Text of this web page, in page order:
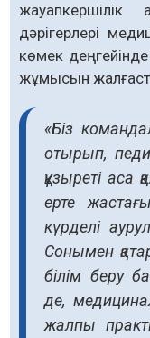
дәрігерлері
көмек
жұмысын
«Біз
отырып,
құзыреті аса
ерте
күрделі
Сонымен
білім беру
де,
жалпы